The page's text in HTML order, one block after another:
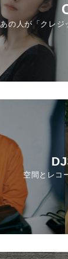
あの人が「クレジ
空間とレコ